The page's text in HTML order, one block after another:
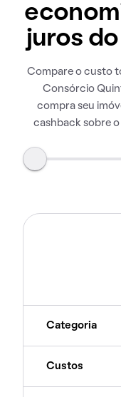
juros
Compare o custo
Consórcio
compra seu
cashback sobre
Categoria
Custos